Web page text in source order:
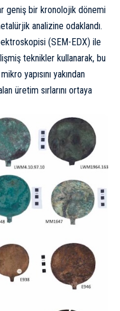
geniş bir kronolojik dönemi
analizine odaklandı.
(SEM-EDX) ile
teknikler kullanarak, bu
yapısını yakından
üretim sırlarını ortaya